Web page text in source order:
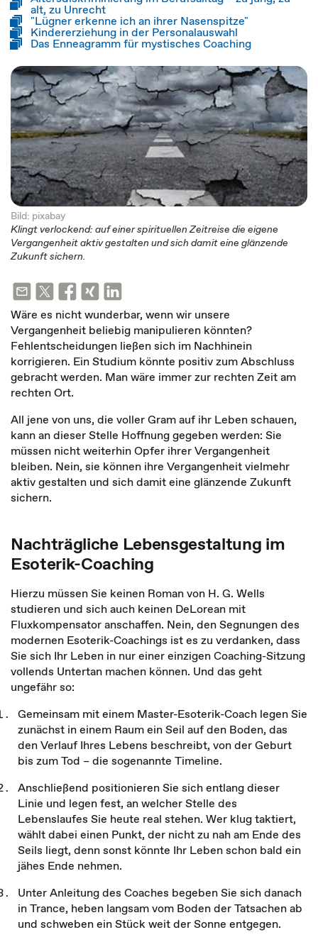
alt, zu Unrecht
"Lügner erkenne ich an ihrer Nasenspitze"
Kindererziehung in der Personalauswahl
Das Enneagramm für mystisches Coaching
Bild: pixabay
Klingt verlockend: auf einer spirituellen Zeitreise die eigene
Vergangenheit aktiv gestalten und sich damit eine glänzende
Zukunft sichern.
Wäre es nicht wunderbar, wenn wir unsere
Vergangenheit beliebig manipulieren könnten?
Fehlentscheidungen ließen sich im Nachhinein
korrigieren. Ein Studium könnte positiv zum Abschluss
gebracht werden. Man wäre immer zur rechten Zeit am
rechten Ort.
All jene von uns, die voller Gram auf ihr Leben schauen,
kann an dieser Stelle Hoffnung gegeben werden: Sie
müssen nicht weiterhin Opfer ihrer Vergangenheit
bleiben. Nein, sie können ihre Vergangenheit vielmehr
aktiv gestalten und sich damit eine glänzende Zukunft
sichern.
Nachträgliche Lebensgestaltung im
Esoterik-Coaching
Hierzu müssen Sie keinen Roman von H. G. Wells
studieren und sich auch keinen DeLorean mit
Fluxkompensator anschaffen. Nein, den Segnungen des
modernen Esoterik-Coachings ist es zu verdanken, dass
Sie sich Ihr Leben in nur einer einzigen Coaching-Sitzung
vollends Untertan machen können. Und das geht
ungefähr so:
Gemeinsam mit einem Master-Esoterik-Coach legen Sie
zunächst in einem Raum ein Seil auf den Boden, das
den Verlauf Ihres Lebens beschreibt, von der Geburt
bis zum Tod – die sogenannte Timeline.
Anschließend positionieren Sie sich entlang dieser
Linie und legen fest, an welcher Stelle des
Lebenslaufes Sie heute real stehen. Wer klug taktiert,
wählt dabei einen Punkt, der nicht zu nah am Ende des
Seils liegt, denn sonst könnte Ihr Leben schon bald ein
jähes Ende nehmen.
Unter Anleitung des Coaches begeben Sie sich danach
in Trance, heben langsam vom Boden der Tatsachen ab
und schweben ein Stück weit der Sonne entgegen.